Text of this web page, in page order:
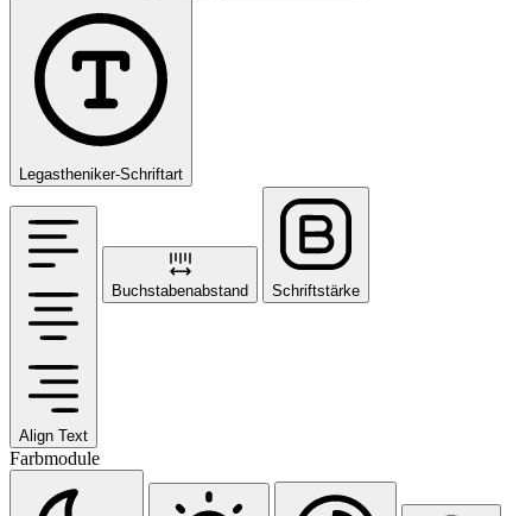
Legastheniker-Schriftart
Align Text
Buchstabenabstand Schriftstärke
Farbmodule